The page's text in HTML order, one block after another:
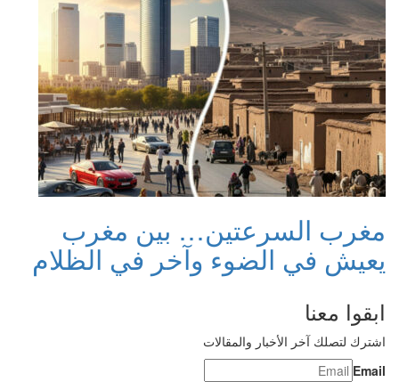
مغرب السرعتين… بين مغرب
يعيش في الضوء وآخر في الظلام
ابقوا معنا
اشترك لتصلك آخر الأخبار والمقالات
Email